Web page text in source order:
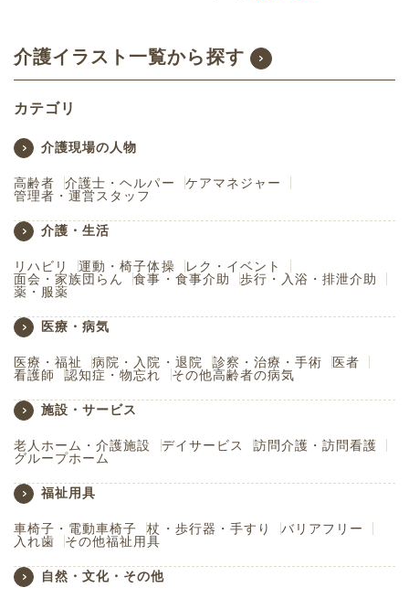
介護イラスト一覧から探す
カテゴリ
介護現場の人物
高齢者 介護士・ヘルパー
ケアマネジャー
管理者・運営スタッフ
介護・生活
リハビリ 運動・椅子体操
レク・イベント
面会・家族団らん
食事・食事介助
歩行・入浴・排泄介助
薬・服薬
医療・病気
医療・福祉 病院・入院・退院 診察・治療・手術
医者
看護師
認知症・物忘れ その他高齢者の病気
施設・サービス
老人ホーム・介護施設 デイサービス
訪問介護・訪問看護
グループホーム
福祉用具
車椅子・電動車椅子 杖・歩行器・手すり
バリアフリー
入れ歯
その他福祉用具
自然・文化・その他